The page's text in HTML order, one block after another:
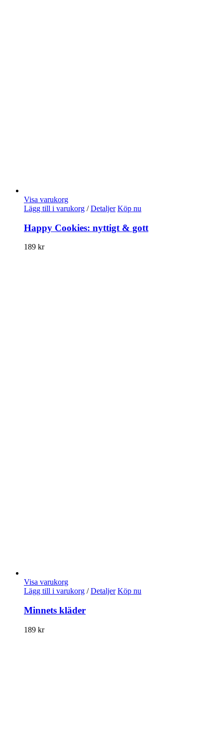
Visa varukorg
Lägg till i varukorg / Detaljer Köp nu
Happy Cookies: nyttigt & gott
189 kr
Visa varukorg
Lägg till i varukorg / Detaljer Köp nu
Minnets kläder
189 kr